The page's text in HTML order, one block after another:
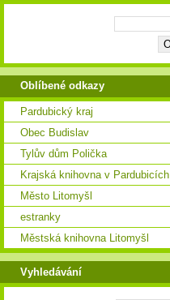
Oblíbené odkazy
Pardubický kraj
Obec Budislav
Tylův dům Polička
Krajská knihovna v Pardubicích
Město Litomyšl
estranky
Městská knihovna Litomyšl
Vyhledávání